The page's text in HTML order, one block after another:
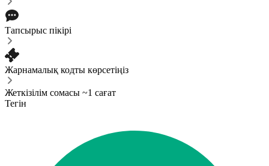
Тапсырыс пікірі
Жарнамалық кодты көрсетіңіз
Жеткізілім сомасы ~1 сағат
Тегін